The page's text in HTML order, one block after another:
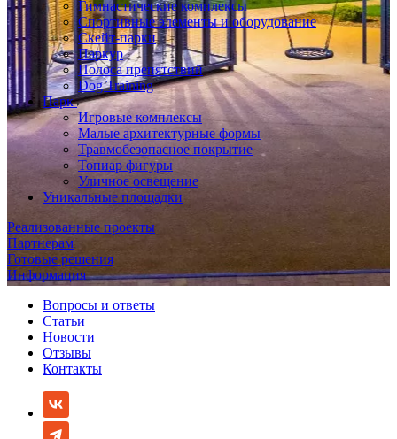
Гимнастические комплексы
Спортивные элементы и оборудование
Скейт-парки
Паркур
Полоса препятствий
Dog Training
Парк
Игровые комплексы
Малые архитектурные формы
Травмобезопасное покрытие
Топиар фигуры
Уличное освещение
Уникальные площадки
Реализованные проекты
Партнерам
Готовые решения
Информация
Вопросы и ответы
Статьи
Новости
Отзывы
Контакты